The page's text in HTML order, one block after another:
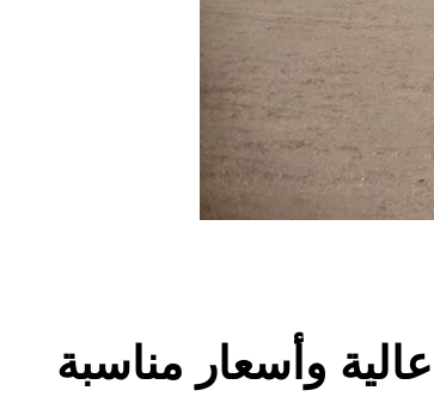
وأسعار مناسبة